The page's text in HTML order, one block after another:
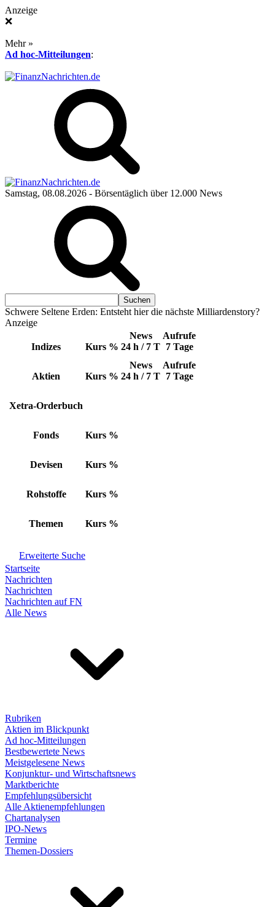
Anzeige
❌
Mehr »
Ad hoc-Mitteilungen:
Samstag, 08.08.2026 - Börsentäglich über 12.000 News
Schwere Seltene Erden: Entsteht hier die nächste Milliardenstory?
Anzeige
Indizes Kurs %
News
24 h / 7 T
Aufrufe
7 Tage
Aktien Kurs %
News
24 h / 7 T
Aufrufe
7 Tage
Xetra-Orderbuch
Fonds Kurs %
Devisen Kurs %
Rohstoffe Kurs %
Themen Kurs %
Erweiterte Suche
Startseite
Nachrichten
Nachrichten
Nachrichten auf FN
Alle News
Rubriken
Aktien im Blickpunkt
Ad hoc-Mitteilungen
Bestbewertete News
Meistgelesene News
Konjunktur- und Wirtschaftsnews
Marktberichte
Empfehlungsübersicht
Alle Aktienempfehlungen
Chartanalysen
IPO-News
Termine
Themen-Dossiers